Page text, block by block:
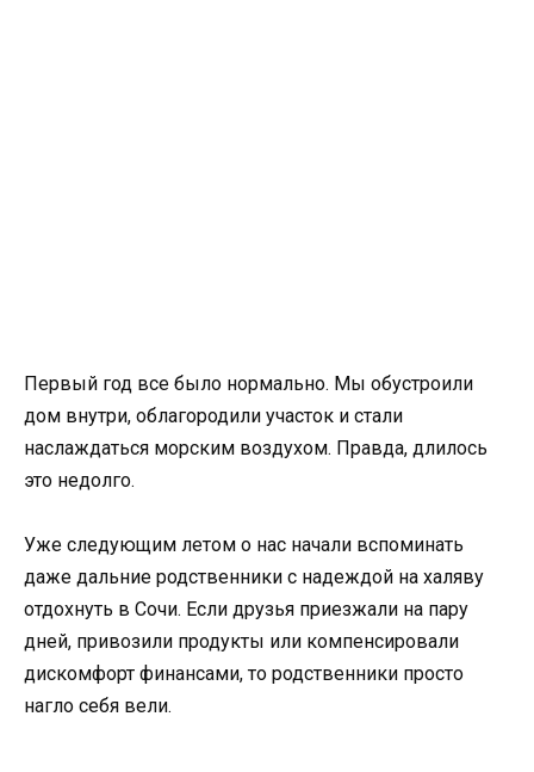
Первый год все было нормально. Мы обустроили
дом внутри, облагородили участок и стали
наслаждаться морским воздухом. Правда, длилось
это недолго.
Уже следующим летом о нас начали вспоминать
даже дальние родственники с надеждой на халяву
отдохнуть в Сочи. Если друзья приезжали на пару
дней, привозили продукты или компенсировали
дискомфорт финансами, то родственники просто
нагло себя вели.